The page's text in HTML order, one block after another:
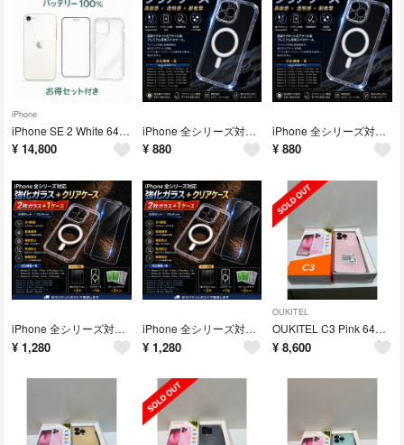
iPhone
iPhone SE 2 White 64GB バッテリー 100% - 3486
¥ 14,800
iPhone 全シリーズ対応 クリアケース ワイヤレス充電対応
¥ 880
iPhone 全シリーズ対応 クリアケース ワイヤレス充電対応
¥ 880
iPhone 全シリーズ対応 強化ガラス＋クリアケース【お得セット】
¥ 1,280
iPhone 全シリーズ対応 強化ガラス＋クリアケース【お得セット】
¥ 1,280
OUKITEL
OUKITEL C3 Pink 64GB グローバル版 SIMフリー新品未使用
¥ 8,600